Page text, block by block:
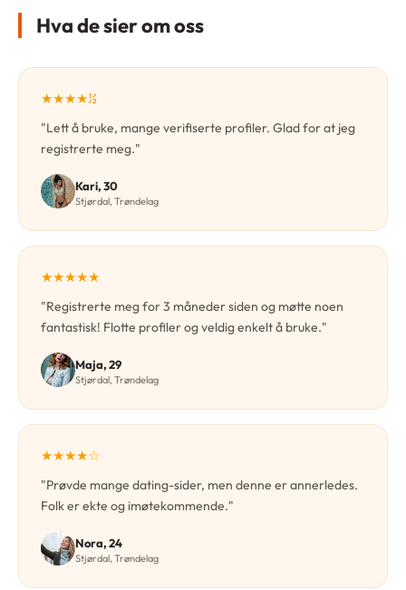
Hva de sier om oss
★★★★½
"Lett å bruke, mange verifiserte profiler. Glad for at jeg
registrerte meg."
Kari, 30
Stjørdal, Trøndelag
★★★★★
"Registrerte meg for 3 måneder siden og møtte noen
fantastisk! Flotte profiler og veldig enkelt å bruke."
Maja, 29
Stjørdal, Trøndelag
★★★★☆
"Prøvde mange dating-sider, men denne er annerledes.
Folk er ekte og imøtekommende."
Nora, 24
Stjørdal, Trøndelag